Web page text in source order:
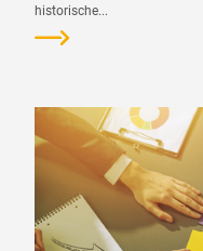
historische...